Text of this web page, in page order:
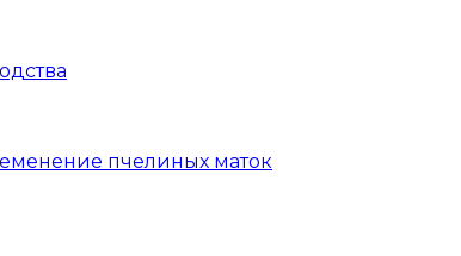
пчелиных маток